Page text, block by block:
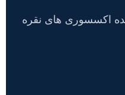
اکسسوری های نقره